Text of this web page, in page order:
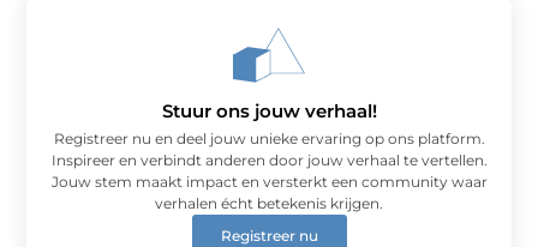
Stuur ons jouw verhaal!
Registreer nu en deel jouw unieke ervaring op ons platform.
Inspireer en verbindt anderen door jouw verhaal te vertellen.
Jouw stem maakt impact en versterkt een community waar
verhalen écht betekenis krijgen.
Registreer nu